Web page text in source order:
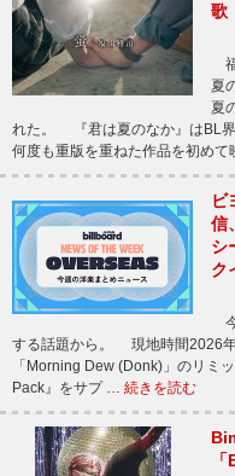
歌
夏
夏
れた。 『君は夏のなか』はBL界
何度も重版を重ねた作品を初め
ビ
信
シ
ク
する話題から。 現地時間2026
「Morning Dew (Donk)」のリミ
Pack』をサプ … 続きを読む